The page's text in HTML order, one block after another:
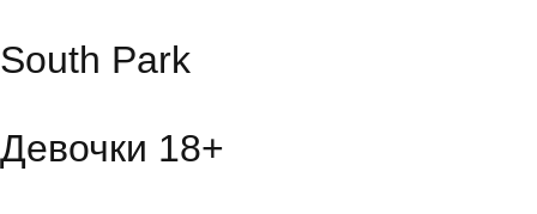
South Park
Девочки 18+